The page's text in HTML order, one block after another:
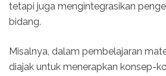
tetapi juga mengintegrasikan
bidang.
Misalnya, dalam pembelajaran
diajak untuk menerapkan konsep-